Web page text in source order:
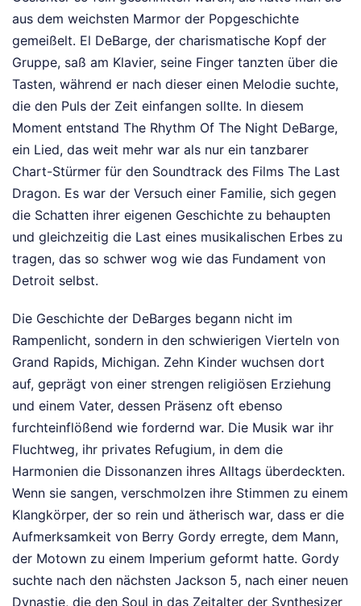
aus dem weichsten Marmor der Popgeschichte
gemeißelt. El DeBarge, der charismatische Kopf der
Gruppe, saß am Klavier, seine Finger tanzten über die
Tasten, während er nach dieser einen Melodie suchte,
die den Puls der Zeit einfangen sollte. In diesem
Moment entstand The Rhythm Of The Night DeBarge,
ein Lied, das weit mehr war als nur ein tanzbarer
Chart-Stürmer für den Soundtrack des Films The Last
Dragon. Es war der Versuch einer Familie, sich gegen
die Schatten ihrer eigenen Geschichte zu behaupten
und gleichzeitig die Last eines musikalischen Erbes zu
tragen, das so schwer wog wie das Fundament von
Detroit selbst.
Die Geschichte der DeBarges begann nicht im
Rampenlicht, sondern in den schwierigen Vierteln von
Grand Rapids, Michigan. Zehn Kinder wuchsen dort
auf, geprägt von einer strengen religiösen Erziehung
und einem Vater, dessen Präsenz oft ebenso
furchteinflößend wie fordernd war. Die Musik war ihr
Fluchtweg, ihr privates Refugium, in dem die
Harmonien die Dissonanzen ihres Alltags überdeckten.
Wenn sie sangen, verschmolzen ihre Stimmen zu einem
Klangkörper, der so rein und ätherisch war, dass er die
Aufmerksamkeit von Berry Gordy erregte, dem Mann,
der Motown zu einem Imperium geformt hatte. Gordy
suchte nach den nächsten Jackson 5, nach einer neuen
Dynastie, die den Soul in das Zeitalter der Synthesizer